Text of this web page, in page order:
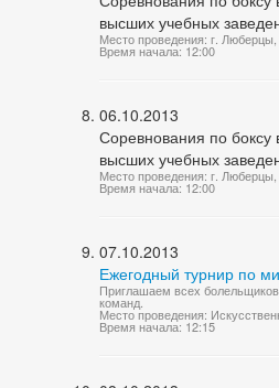
высших учебных
Место проведения: г.
Время начала: 12:00
06.10.2013
Соревнования по
высших учебных
Место проведения: г.
Время начала: 12:00
07.10.2013
Ежегодный турнир по
Приглашаем всех
команд.
Место проведения:
Время начала: 12:15